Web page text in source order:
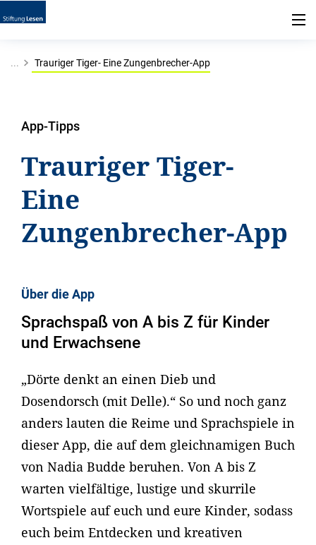
... Trauriger Tiger- Eine Zungenbrecher-App
App-Tipps
Trauriger Tiger-
Eine
Zungenbrecher-App
Über die App
Sprachspaß von A bis Z für Kinder
und Erwachsene
„Dörte denkt an einen Dieb und
Dosendorsch (mit Delle).“ So und noch ganz
anders lauten die Reime und Sprachspiele in
dieser App, die auf dem gleichnamigen Buch
von Nadia Budde beruhen. Von A bis Z
warten vielfältige, lustige und skurrile
Wortspiele auf euch und eure Kinder, sodass
euch beim Entdecken und kreativen